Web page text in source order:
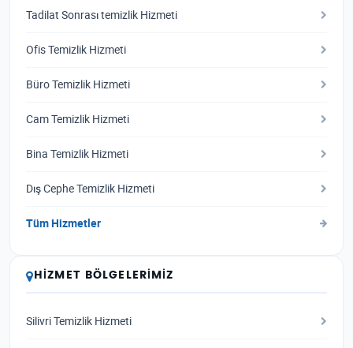
Tadilat Sonrası temizlik Hizmeti
Ofis Temizlik Hizmeti
Büro Temizlik Hizmeti
Cam Temizlik Hizmeti
Bina Temizlik Hizmeti
Dış Cephe Temizlik Hizmeti
Tüm Hizmetler
HIZMET BÖLGELERIMIZ
Silivri Temizlik Hizmeti